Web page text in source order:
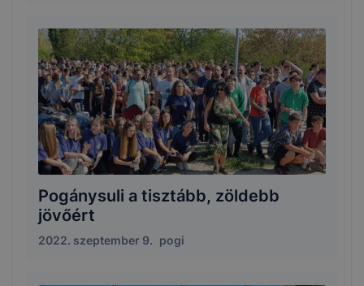
Pogánysuli a tisztább, zöldebb
jövőért
2022. szeptember 9. pogi